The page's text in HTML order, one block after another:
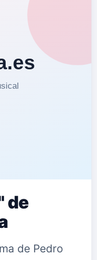
de
de Pedro